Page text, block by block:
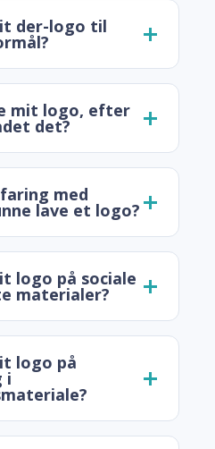
der-logo til
mit logo, efter
det?
med
lave et logo?
logo på sociale
materialer?
logo på
i